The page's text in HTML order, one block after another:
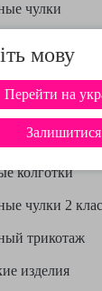
мову
Перейти на
Залишитися
чулки
колготки
чулки 2
трикотаж
изделия